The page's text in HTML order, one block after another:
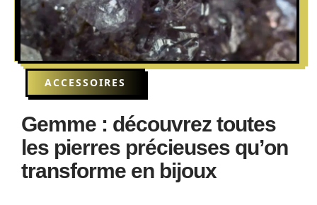
ACCESSOIRES
Gemme : découvrez toutes
les pierres précieuses qu’on
transforme en bijoux